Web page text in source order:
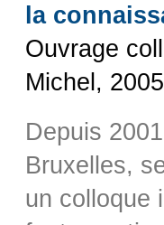
la
Ouvrage
Michel,
Depuis
Bruxelles,
un colloque